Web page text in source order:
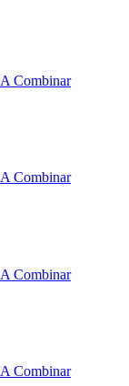
A Combinar
A Combinar
A Combinar
A Combinar